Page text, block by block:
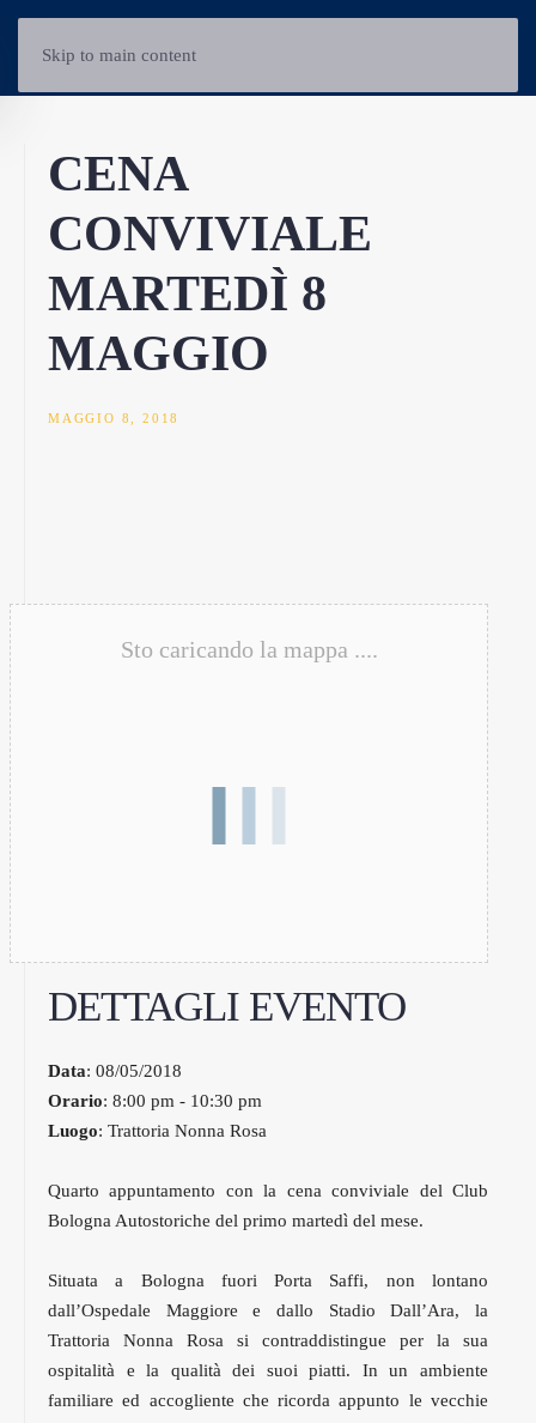
Skip to main content
CENA
CONVIVIALE
MARTEDÌ 8
MAGGIO
MAGGIO 8, 2018
Sto caricando la mappa ....
DETTAGLI EVENTO
Data: 08/05/2018
Orario: 8:00 pm - 10:30 pm
Luogo: Trattoria Nonna Rosa
Quarto appuntamento con la cena conviviale del Club
Bologna Autostoriche del primo martedì del mese.
Situata a Bologna fuori Porta Saffi, non lontano
dall’Ospedale Maggiore e dallo Stadio Dall’Ara, la
Trattoria Nonna Rosa si contraddistingue per la sua
ospitalità e la qualità dei suoi piatti. In un ambiente
familiare ed accogliente che ricorda appunto le vecchie